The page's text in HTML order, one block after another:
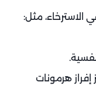
الاسترخاء، مثل:
إفراز هرمونات